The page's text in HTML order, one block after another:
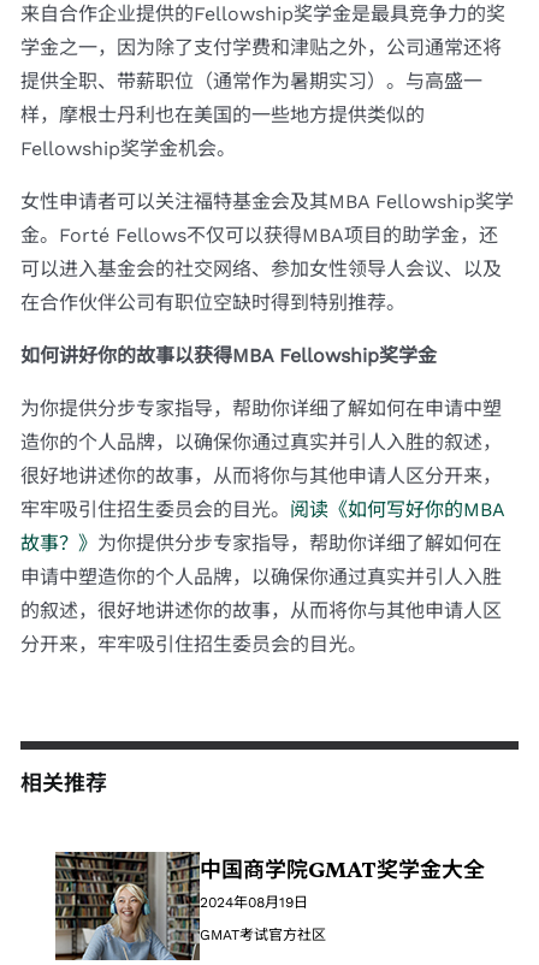
来自合作企业提供的Fellowship奖学金是最具竞争力的奖
学金之一，因为除了支付学费和津贴之外，公司通常还将
提供全职、带薪职位（通常作为暑期实习）。与高盛一
样，摩根士丹利也在美国的一些地方提供类似的
Fellowship奖学金机会。
女性申请者可以关注福特基金会及其MBA Fellowship奖学
金。Forté Fellows不仅可以获得MBA项目的助学金，还
可以进入基金会的社交网络、参加女性领导人会议、以及
在合作伙伴公司有职位空缺时得到特别推荐。
如何讲好你的故事以获得MBA Fellowship奖学金
为你提供分步专家指导，帮助你详细了解如何在申请中塑
造你的个人品牌，以确保你通过真实并引人入胜的叙述，
很好地讲述你的故事，从而将你与其他申请人区分开来，
牢牢吸引住招生委员会的目光。 阅读《如何写好你的MBA
故事？》 为你提供分步专家指导，帮助你详细了解如何在
申请中塑造你的个人品牌，以确保你通过真实并引人入胜
的叙述，很好地讲述你的故事，从而将你与其他申请人区
分开来，牢牢吸引住招生委员会的目光。
相关推荐
中国商学院GMAT奖学金大全
2024年08月19日
GMAT考试官方社区